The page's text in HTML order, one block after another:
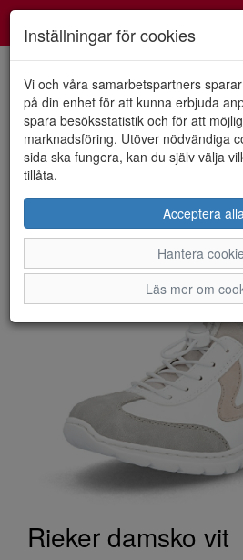
HEM RIEKER
Rieker damsko vit
Inställningar för cookies
Vi och våra samarbetspartners
på din enhet för att kunna erbjuda
spara besöksstatistik och för att
marknadsföring. Utöver nödvändiga
sida ska fungera, kan du själv välja
tillåta.
Acceptera
Hantera
Läs mer om